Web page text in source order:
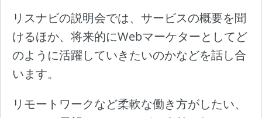
リスナビの説明会では、サービスの概要を聞
けるほか、将来的にWebマーケターとしてど
のように活躍していきたいのかなどを話し合
います。
リモートワークなど柔軟な働き方がしたい、